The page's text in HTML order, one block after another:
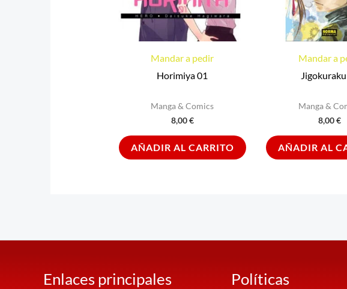
Mandar a pedir
Horimiya 01
Manga & Comics
8,00€
AÑADIR AL CARRITO
Mandar a
Manga &
8,00€
AÑADIR AL
Enlaces principales Políticas